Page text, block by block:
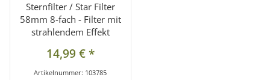
Sternfilter / Star Filter
58mm 8-fach - Filter mit
strahlendem Effekt
14,99 €*
Artikelnummer: 103785